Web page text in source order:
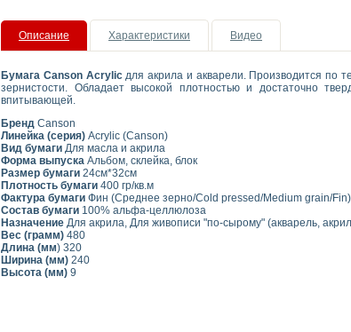
Описание Характеристики Видео
Бумага Canson Acrylicдля акрила и акварели. Производится по
зернистости. Обладает высокой плотностью и достаточно
впитывающей.
Бренд Canson
Линейка (серия) Acrylic (Canson)
Вид бумаги Для масла и акрила
Форма выпуска Альбом, склейка, блок
Размер бумаги 24см*32см
Плотность бумаги 400 гр/кв.м
Фактура бумаги Фин (Среднее зерно/Cold pressed/Medium grain/Fin)
Состав бумаги 100% альфа-целлюлоза
Назначение Для акрила, Для живописи "по-сырому" (акварель,
Вес (грамм) 480
Длина (мм) 320
Ширина (мм) 240
Высота (мм) 9